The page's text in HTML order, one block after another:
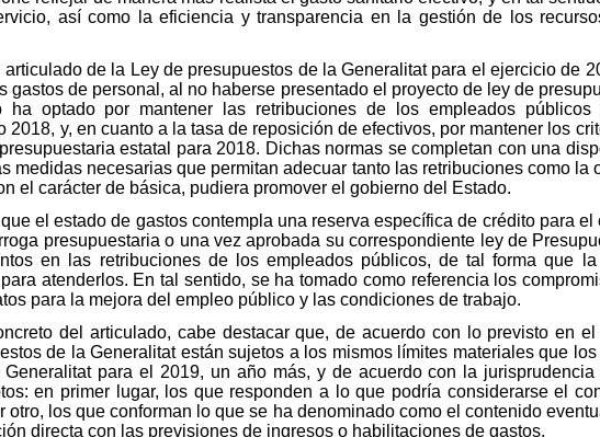
así como la eficiencia y transparencia en la gestión de los
de la Ley de presupuestos de la Generalitat para el ejercicio de
gastos de personal, al no haberse presentado el proyecto de ley de
ha optado por mantener las retribuciones de los empleados
y, en cuanto a la tasa de reposición de efectivos, por mantener los
estatal para 2018. Dichas normas se completan con una
medidas necesarias que permitan adecuar tanto las retribuciones como la
el carácter de básica, pudiera promover el gobierno del Estado.
el estado de gastos contempla una reserva específica de crédito para el
presupuestaria o una vez aprobada su correspondiente ley de
en las retribuciones de los empleados públicos, de tal forma que
atenderlos. En tal sentido, se ha tomado como referencia los
para la mejora del empleo público y las condiciones de trabajo.
del articulado, cabe destacar que, de acuerdo con lo previsto en
de la Generalitat están sujetos a los mismos límites materiales que
para el 2019, un año más, y de acuerdo con la
en primer lugar, los que responden a lo que podría considerarse el
otro, los que conforman lo que se ha denominado como el contenido
directa con las previsiones de ingresos o habilitaciones de gastos.